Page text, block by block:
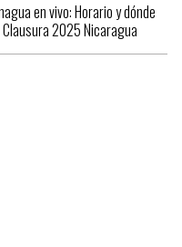
en vivo: Horario y dónde
2025 Nicaragua